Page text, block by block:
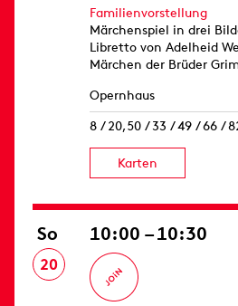
Familienvorstellung
Märchenspiel in drei
Libretto von Adelheid
Märchen der Brüder
Opernhaus
8 / 20,50 / 33 / 49 / 66 /
Karten
So
20
10:00 – 10:30